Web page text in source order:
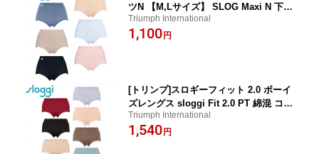
ツN 【M,Lサイズ】 SLOG Maxi N 下着
レディース ショーツ ハイウエスト 深履
き 深ばき 綿混 快適 シンプル 無地 ロン
Triumph International
1,100円
[トリンプ]スロギーフィット 2.0 ボーイ
ズレングス sloggi Fit 2.0 PT 綿混 コッ
トン ショーツ レディース 下着 シンプ
ル 無地 定番 レース
Triumph International
1,540円